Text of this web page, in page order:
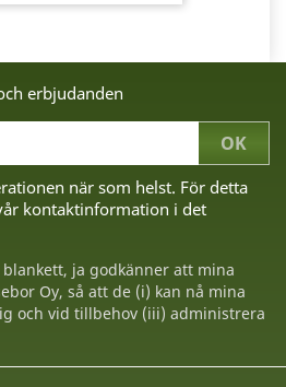
erbjudanden
när som helst. För detta
kontaktinformation i det
ja godkänner att mina
Oy, så att de (i) kan nå mina
och vid tillbehov (iii) administrera